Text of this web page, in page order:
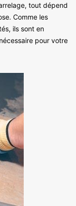
tout dépend
Comme les
ils sont en
pour votre